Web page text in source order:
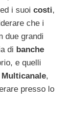
i suoi costi,
che i
due grandi
di banche
e quelli
Multicanale,
presso lo